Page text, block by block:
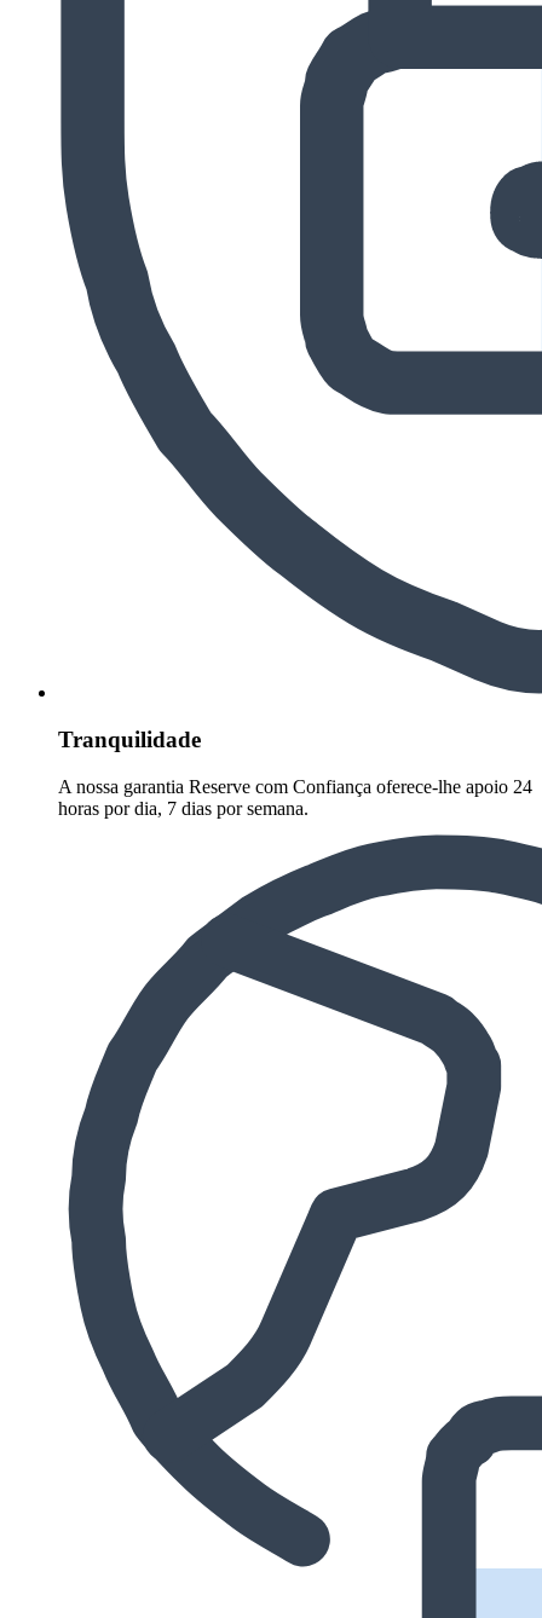
Tranquilidade
A nossa garantia Reserve com Confiança oferece-lhe apoio 24
horas por dia, 7 dias por semana.